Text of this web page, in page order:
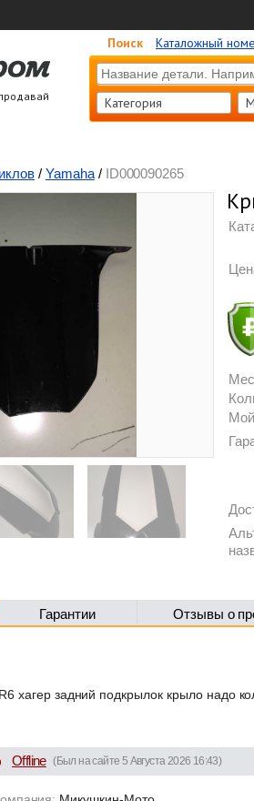
Поиск Каталожный
Категория
/ Yamaha / ID000090265
Гарантии Отзывы о
хагер задний подкрылок крыло надо
Offline (Был на сайте 5 Августа 2026 16:43)